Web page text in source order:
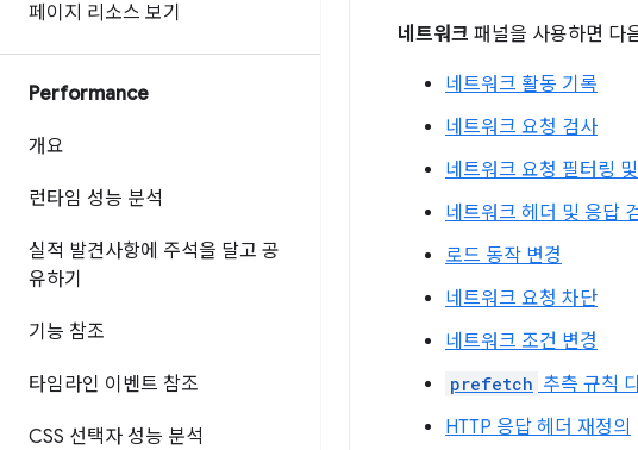
페이지 리소스 보기
Performance
개요
런타임 성능 분석
실적 발견사항에 주석을 달고 공
유하기
기능 참조
타임라인 이벤트 참조
CSS 선택자 성능 분석
네트워크 패널을 사용하면 다
네트워크 활동 기록
네트워크 요청 검사
네트워크 요청 필터링
네트워크 헤더 및 응답
로드 동작 변경
네트워크 요청 차단
네트워크 조건 변경
prefetch 추측 규칙
HTTP 응답 헤더 재정의